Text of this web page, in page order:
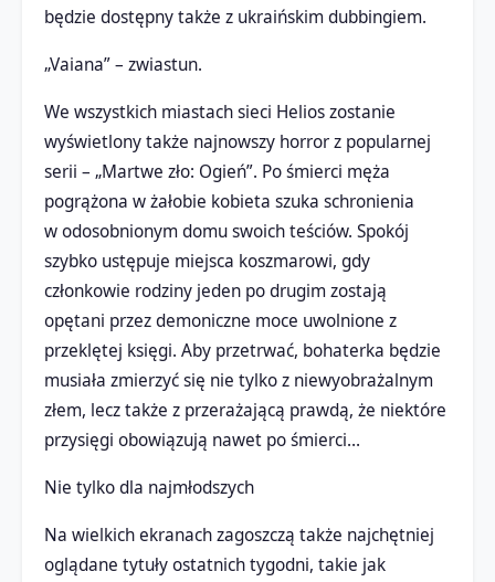
będzie dostępny także z ukraińskim dubbingiem.
„Vaiana” – zwiastun.
We wszystkich miastach sieci Helios zostanie
wyświetlony także najnowszy horror z popularnej
serii – „Martwe zło: Ogień”. Po śmierci męża
pogrążona w żałobie kobieta szuka schronienia
w odosobnionym domu swoich teściów. Spokój
szybko ustępuje miejsca koszmarowi, gdy
członkowie rodziny jeden po drugim zostają
opętani przez demoniczne moce uwolnione z
przeklętej księgi. Aby przetrwać, bohaterka będzie
musiała zmierzyć się nie tylko z niewyobrażalnym
złem, lecz także z przerażającą prawdą, że niektóre
przysięgi obowiązują nawet po śmierci…
Nie tylko dla najmłodszych
Na wielkich ekranach zagoszczą także najchętniej
oglądane tytuły ostatnich tygodni, takie jak